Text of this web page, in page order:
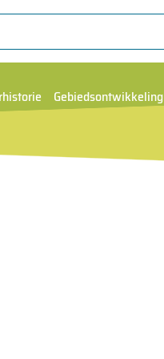
Gebiedsontwikkeling